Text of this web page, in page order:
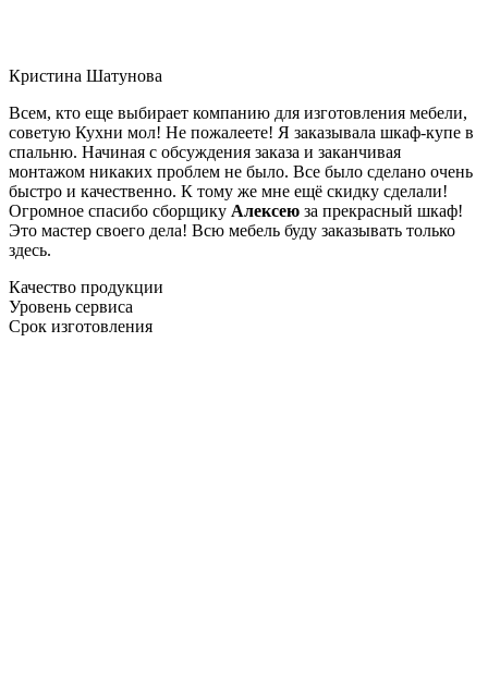
Кристина Шатунова
Всем, кто еще выбирает компанию для изготовления мебели,
советую Кухни мол! Не пожалеете! Я заказывала шкаф-купе в
спальню. Начиная с обсуждения заказа и заканчивая
монтажом никаких проблем не было. Все было сделано очень
быстро и качественно. К тому же мне ещё скидку сделали!
Огромное спасибо сборщику Алексею за прекрасный шкаф!
Это мастер своего дела! Всю мебель буду заказывать только
здесь.
Качество продукции
Уровень сервиса
Срок изготовления